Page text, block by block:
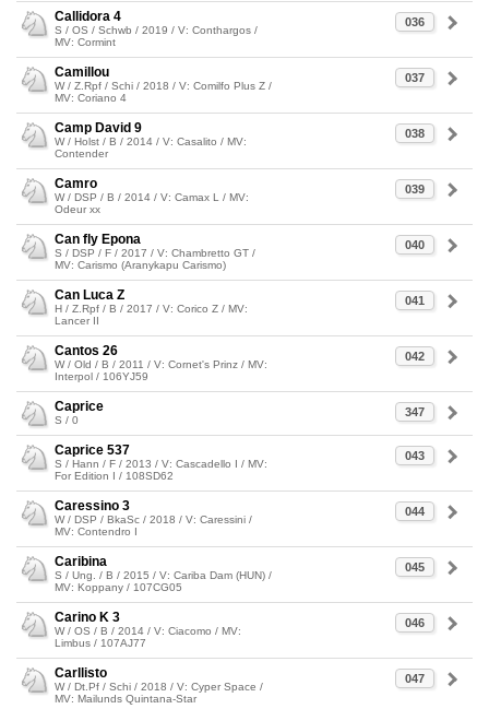
036
Callidora 4
S / OS / Schwb / 2019 / V: Conthargos /
MV: Cormint
037
Camillou
W / Z.Rpf / Schi / 2018 / V: Comilfo Plus Z /
MV: Coriano 4
038
Camp David 9
W / Holst / B / 2014 / V: Casalito / MV:
Contender
039
Camro
W / DSP / B / 2014 / V: Camax L / MV:
Odeur xx
040
Can fly Epona
S / DSP / F / 2017 / V: Chambretto GT /
MV: Carismo (Aranykapu Carismo)
041
Can Luca Z
H / Z.Rpf / B / 2017 / V: Corico Z / MV:
Lancer II
042
Cantos 26
W / Old / B / 2011 / V: Cornet's Prinz / MV:
Interpol / 106YJ59
347
Caprice
S / 0
043
Caprice 537
S / Hann / F / 2013 / V: Cascadello I / MV:
For Edition I / 108SD62
044
Caressino 3
W / DSP / BkaSc / 2018 / V: Caressini /
MV: Contendro I
045
Caribina
S / Ung. / B / 2015 / V: Cariba Dam (HUN) /
MV: Koppany / 107CG05
046
Carino K 3
W / OS / B / 2014 / V: Ciacomo / MV:
Limbus / 107AJ77
047
Carllisto
W / Dt.Pf / Schi / 2018 / V: Cyper Space /
MV: Mailunds Quintana-Star